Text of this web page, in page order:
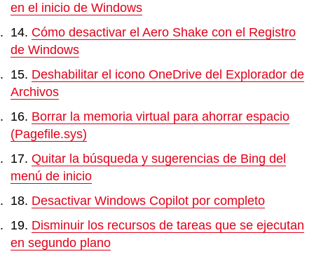
en el inicio de Windows
Cómo desactivar el Aero Shake con el Registro
de Windows
Deshabilitar el icono OneDrive del Explorador de
Archivos
Borrar la memoria virtual para ahorrar espacio
(Pagefile.sys)
Quitar la búsqueda y sugerencias de Bing del
menú de inicio
Desactivar Windows Copilot por completo
Disminuir los recursos de tareas que se ejecutan
en segundo plano